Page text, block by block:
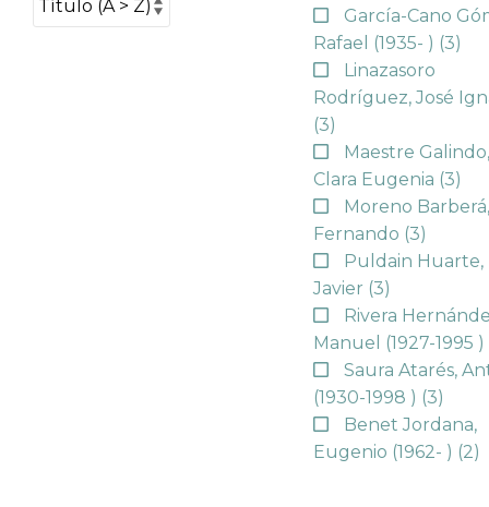
García-Cano
Rafael (1935- ) (3)
Linazasoro
Rodríguez, José
(3)
Maestre
Clara Eugenia (3)
Moreno
Fernando (3)
Puldain Huarte,
Javier (3)
Rivera
Manuel (1927-1995 )
Saura Atarés,
(1930-1998 ) (3)
Benet Jordana,
Eugenio (1962- ) (2)